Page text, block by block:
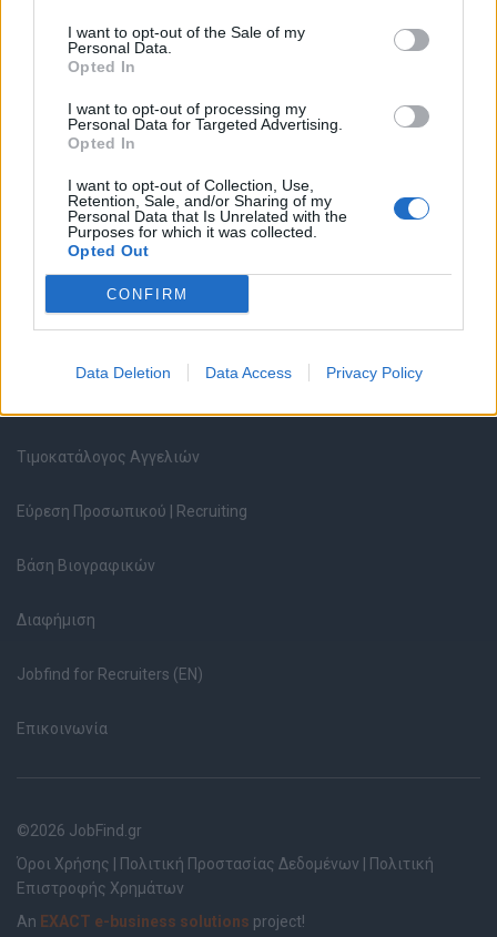
I want to opt-out of the Sale of my
Personal Data.
Opted In
I want to opt-out of processing my
Personal Data for Targeted Advertising.
Opted In
I want to opt-out of Collection, Use,
Retention, Sale, and/or Sharing of my
Personal Data that Is Unrelated with the
Purposes for which it was collected.
Opted Out
CONFIRM
Data Deletion Data Access Privacy Policy
Συμβουλές Καριέρας
HR corner
Περιγραφές Θέσεων Εργασίας
Ερωτήσεις συνεντεύξεων
Υπολογισμός καθαρού μισθού
Τιμοκατάλογος Αγγελιών
Εύρεση Προσωπικού | Recruiting
Βάση Βιογραφικών
Διαφήμιση
Jobfind for Recruiters (EN)
Επικοινωνία
©2026 JobFind.gr
Όροι Χρήσης
Πολιτική Προστασίας Δεδομένων
Πολιτική
Επιστροφής Χρημάτων
An EXACT e-business solutions project!